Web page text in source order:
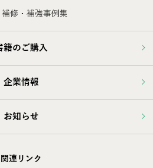
修・補強事例集
籍のご購入
企業情報
お知らせ
関連リンク